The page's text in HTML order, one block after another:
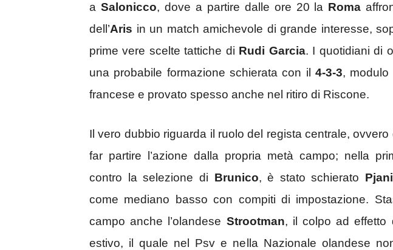
a Salonicco, dove a partire dalle ore 20 la Roma
dell’Aris in un match amichevole di grande interesse,
prime vere scelte tattiche di Rudi Garcia. I quotidiani di
una probabile formazione schierata con il 4-3-3, modulo
francese e provato spesso anche nel ritiro di Riscone.
Il vero dubbio riguarda il ruolo del regista centrale, ovvero
far partire l’azione dalla propria metà campo; nella
contro la selezione di Brunico, è stato schierato
come mediano basso con compiti di impostazione.
campo anche l’olandese Strootman, il colpo ad effetto
estivo, il quale nel Psv e nella Nazionale olandese